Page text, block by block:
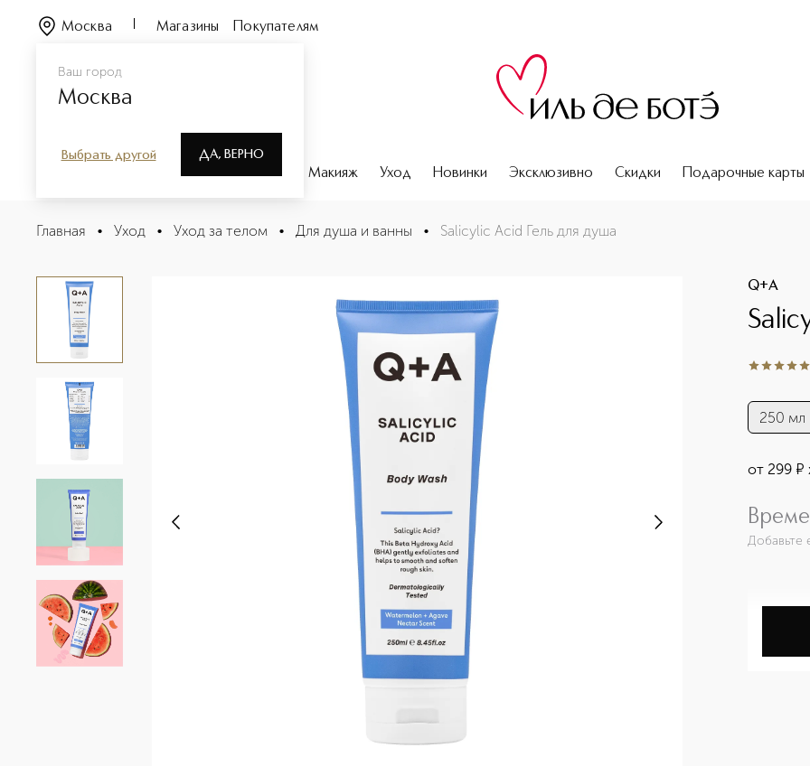
Ваш город
Москва
Выбрать другой ДА, ВЕРНО
Москва Магазины Покупателям
Парфюмерия Макияж Уход Новинки Эксклюзивно Скидки Подарочные карты
Salicylic Acid Гель для душа
Главная • Уход • Уход за телом • Для душа и ванны • Salicylic Acid Гель для душа
Q+A
5из 584
250 мл
от 299 ¤
Добавьте